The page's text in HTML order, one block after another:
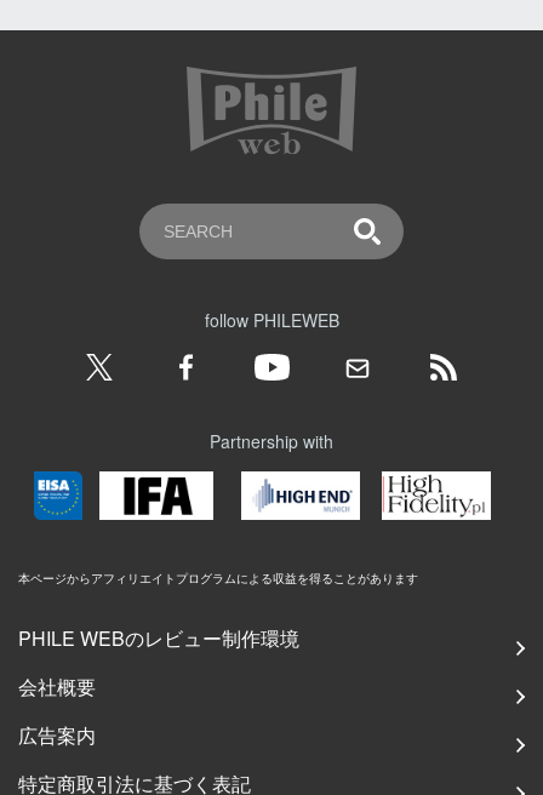
follow PHILEWEB
Partnership with
本ページからアフィリエイトプログラムによる収益を得ることがあります
PHILE WEBのレビュー制作環境
会社概要
広告案内
特定商取引法に基づく表記